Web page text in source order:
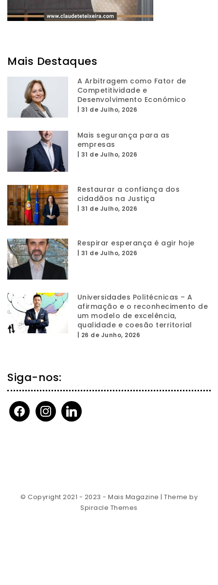
Mais Destaques
A Arbitragem como Fator de
Competitividade e
Desenvolvimento Económico
31 de Julho, 2026
Mais segurança para as
empresas
31 de Julho, 2026
Restaurar a confiança dos
cidadãos na Justiça
31 de Julho, 2026
Respirar esperança é agir hoje
31 de Julho, 2026
Universidades Politécnicas – A
afirmação e o reconhecimento de
um modelo de excelência,
qualidade e coesão territorial
26 de Junho, 2026
Siga-nos:
facebookinstagramlinkedin
© Copyright 2021 - 2023 - Mais Magazine | Theme by
Spiracle Themes